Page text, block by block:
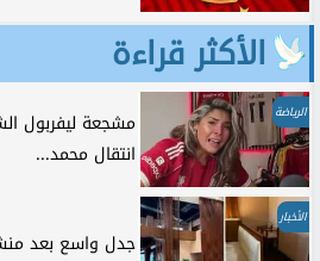
الأكثر قراءة
الرياضة
مشجعة ليفربول
انتقال محمد...
الأخبار
جدل واسع بعد